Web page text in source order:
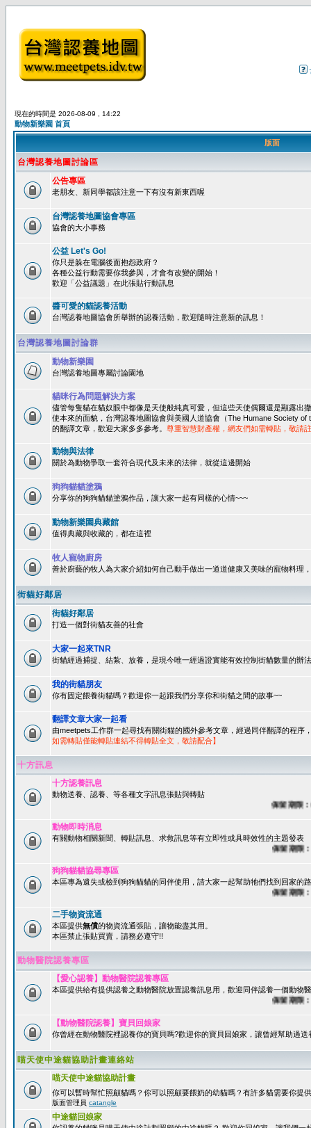
現在的時間是 2026-08-09 , 14:22
動物新樂園 首頁
版面
台灣認養地圖討論區
公告專區
老朋友、新同學都該注意一下有沒有新東西喔
台灣認養地圖協會專區
協會的大小事務
公益 Let's Go!
你只是躲在電腦後面抱怨政府？
各種公益行動需要你我參與，才會有改變的開始！
歡迎「公益議題」在此張貼行動訊息
醬可愛的貓認養活動
台灣認養地圖協會所舉辦的認養活動，歡迎隨時注意新的訊息！
台灣認養地圖討論群
動物新樂園
台灣認養地圖專屬討論園地
貓咪行為問題解決方案
儘管每隻貓在貓奴眼中都像是天使般純真可愛，但這些天使偶爾還是顯露出
使本來的面貌，台灣認養地圖協會與美國人道協會（The Humane Society
的翻譯文章，歡迎大家多多參考。 尊重智慧財產權，網友們如需轉貼，敬請
動物與法律
關於為動物爭取一套符合現代及未來的法律，就從這邊開始
狗狗貓貓塗鴉
分享你的狗狗貓貓塗鴉作品，讓大家一起有同樣的心情~~~
動物新樂園典藏館
值得典藏與收藏的，都在這裡
牧人寵物廚房
善於廚藝的牧人為大家介紹如何自己動手做出一道道健康又美味的寵物料理
街貓好鄰居
街貓好鄰居
打造一個對街貓友善的社會
大家一起來TNR
街貓經過捕捉、結紮、放養，是現今唯一經過證實能有效控制街貓數量的辦
我的街貓朋友
你有固定餵養街貓嗎？歡迎你一起跟我們分享你和街貓之間的故事~~
翻譯文章大家一起看
由meetpets工作群一起尋找有關街貓的國外參考文章，經過同伴翻譯的程序
如需轉貼僅能轉貼連結不得轉貼全文，敬請配合】
十方訊息
十方認養訊息
動物送養、認養、等各種文字訊息張貼與轉貼
保留期限：60
動物即時消息
有關動物相關新聞、轉貼訊息、求救訊息等有立即性或具時效性的主題發表
保留期限：45
狗狗貓貓協尋專區
本區專為遺失或檢到狗狗貓貓的同伴使用，請大家一起幫助牠們找到回家的
保留期限：60
二手物資流通
本區提供無償的物資流通張貼，讓物能盡其用。
本區禁止張貼買賣，請務必遵守!!
動物醫院認養專區
【愛心認養】動物醫院認養專區
本區提供給有提供認養之動物醫院放置認養訊息用，歡迎同伴認養一個動物
保留期限：60
【動物醫院認養】寶貝回娘家
你曾經在動物醫院裡認養你的寶貝嗎?歡迎你的寶貝回娘家，讓曾經幫助過
喵天使中途貓協助計畫連絡站
喵天使中途貓協助計畫
你可以暫時幫忙照顧貓嗎？你可以照顧要餵奶的幼貓嗎？有許多貓需要你提
版面管理員 catangle
中途貓回娘家